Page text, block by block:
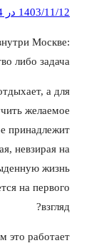
1403/11/12 در 6:54 ب.ظ
Москве:
либо задача?
а для
желаемое
принадлежит
невзирая на
жизнь
на первого
взгляд?
это работает?